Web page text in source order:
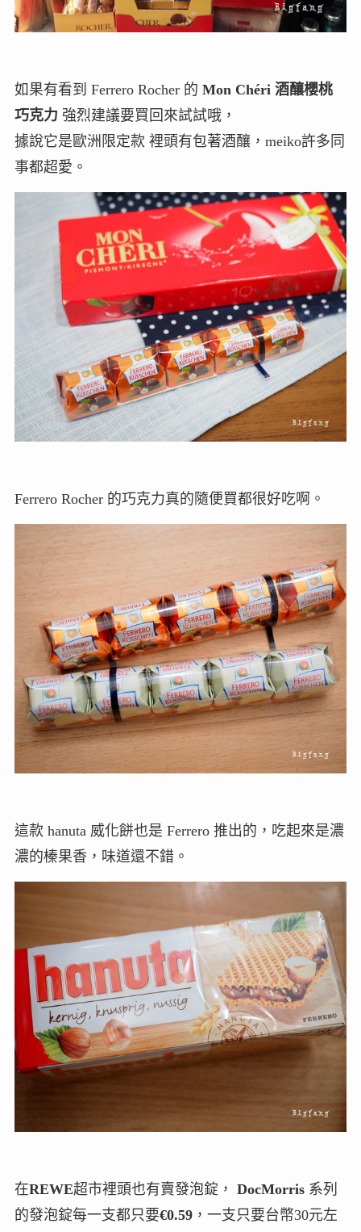
如果有看到 Ferrero Rocher 的 Mon Chéri 酒釀櫻桃
巧克力 強烈建議要買回來試試哦，
據說它是歐洲限定款 裡頭有包著酒釀，meiko許多同
事都超愛。
Ferrero Rocher 的巧克力真的隨便買都很好吃啊。
這款 hanuta 威化餅也是 Ferrero 推出的，吃起來是濃
濃的榛果香，味道還不錯。
在REWE超市裡頭也有賣發泡錠， DocMorris 系列
的發泡錠每一支都只要€0.59，一支只要台幣30元左